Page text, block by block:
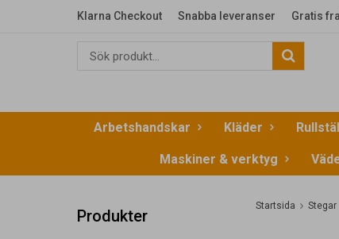
Klarna Checkout Snabba leveranser Gratis
Arbetshandskar Kläder
Maskiner & verktyg
Produkter
Startsida Stegar